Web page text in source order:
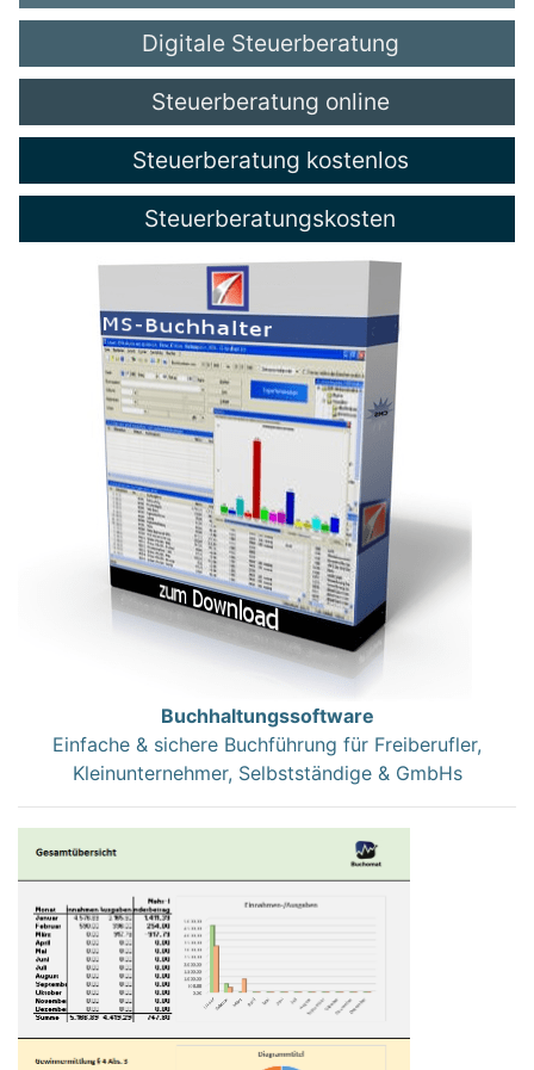
Digitale Steuerberatung
Steuerberatung online
Steuerberatung kostenlos
Steuerberatungskosten
Buchhaltungssoftware
Einfache & sichere Buchführung für Freiberufler,
Kleinunternehmer, Selbstständige & GmbHs